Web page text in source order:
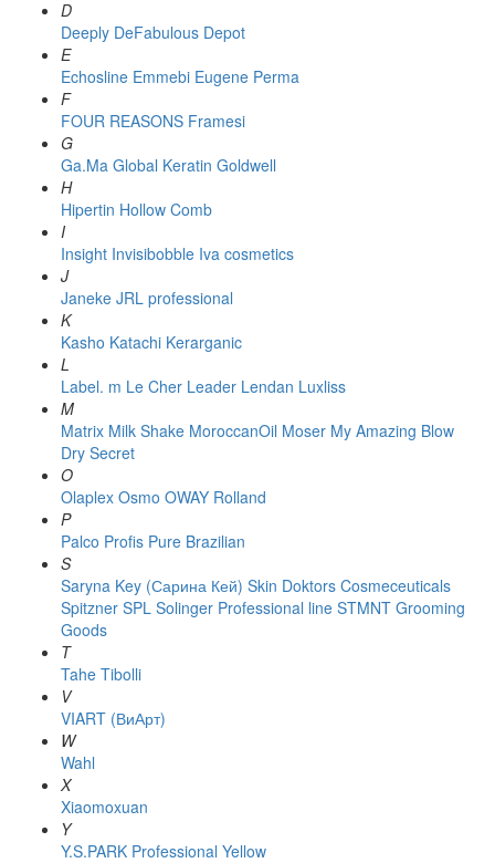
D
Deeply DeFabulous Depot
E
Echosline Emmebi Eugene Perma
F
FOUR REASONS Framesi
G
Ga.Ma Global Keratin Goldwell
H
Hipertin Hollow Comb
I
Insight Invisibobble Iva cosmetics
J
Janeke JRL professional
K
Kasho Katachi Kerarganic
L
Label. m Le Cher Leader Lendan Luxliss
M
Matrix Milk Shake MoroccanOil Moser My Amazing Blow
Dry Secret
O
Olaplex Osmo OWAY Rolland
P
Palco Profis Pure Brazilian
S
Saryna Key (Сарина Кей) Skin Doktors Cosmeceuticals
Spitzner SPL Solinger Professional line STMNT Grooming
Goods
T
Tahe Tibolli
V
VIART (ВиАрт)
W
Wahl
X
Xiaomoxuan
Y
Y.S.PARK Professional Yellow